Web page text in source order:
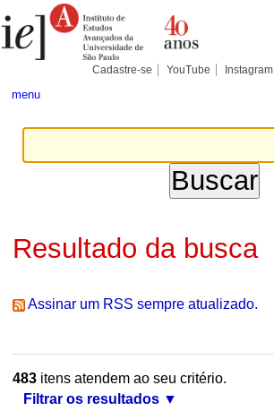
para
conteúdo.
Pessoais
Cadastre-se YouTube Instagram
menu
Resultado da busca
Assinar um RSS sempre atualizado.
483itens atendem ao seu critério.
Filtrar os resultados